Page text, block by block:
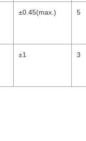
±0.45(max.) 5
±1 3